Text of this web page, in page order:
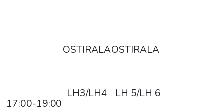
OSTIRALAOSTIRALA
17:00-19:00
LH3/LH4
LH 5/LH 6